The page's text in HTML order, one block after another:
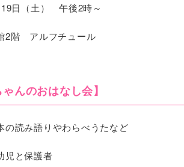
日（土） 午後2時～
2階 アルフチュール
ゃんのおはなし会】
の読み語りやわらべうたなど
児と保護者